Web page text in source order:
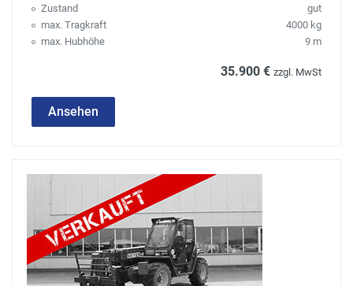
Zustand
gut
max. Tragkraft
4000 kg
max. Hubhöhe
9 m
35.900 € zzgl. MwSt
Ansehen